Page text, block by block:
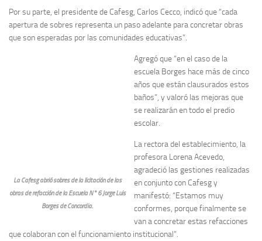
Por su parte, el presidente de Cafesg, Carlos Cecco, indicó que “cada
apertura de sobres representa un paso adelante para concretar obras
que son esperadas por las comunidades educativas”.
La Cafesg abrió sobres de la licitación de las
obras de refacción de la Escuela N° 6 Jorge Luis
Borges de Concordia.
Agregó que “en el caso de la
escuela Borges hace más de cinco
años que están clausurados estos
baños”, y valoró las mejoras que
se realizarán en todo el predio
escolar.
La rectora del establecimiento, la
profesora Lorena Acevedo,
agradeció las gestiones realizadas
en conjunto con Cafesg y
manifestó: “Estamos muy
conformes, porque finalmente se
van a concretar estas refacciones
que colaboran con el funcionamiento institucional”.